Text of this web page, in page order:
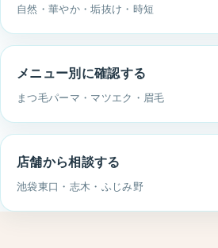
自然・華やか・垢抜け・時短
メニュー別に確認する
まつ毛パーマ・マツエク・眉毛
店舗から相談する
池袋東口・志木・ふじみ野